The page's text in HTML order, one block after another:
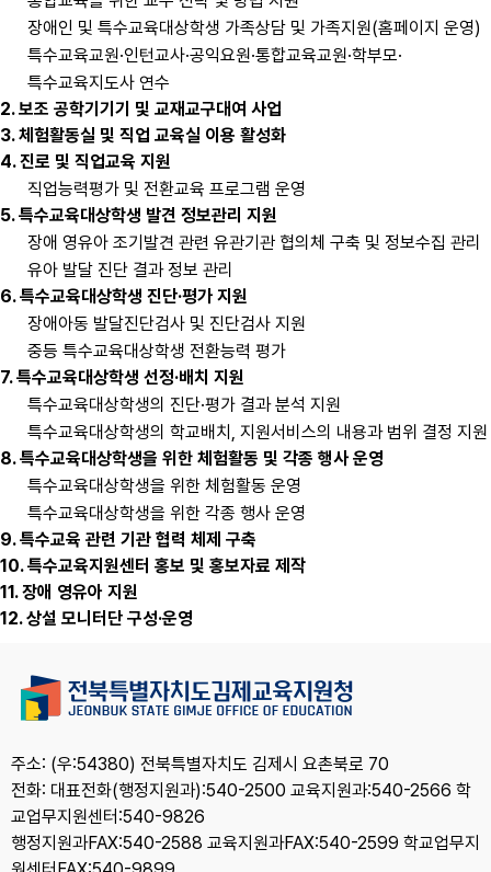
장애인 및 특수교육대상학생 가족상담 및 가족지원(홈페이지 운영)
특수교육교원·인턴교사·공익요원·통합교육교원·학부모·
특수교육지도사 연수
2. 보조 공학기기기 및 교재교구대여 사업
3. 체험활동실 및 직업 교육실 이용 활성화
4. 진로 및 직업교육 지원
직업능력평가 및 전환교육 프로그램 운영
5. 특수교육대상학생 발견 정보관리 지원
장애 영유아 조기발견 관련 유관기관 협의체 구축 및 정보수집 관리
유아 발달 진단 결과 정보 관리
6. 특수교육대상학생 진단·평가 지원
장애아동 발달진단검사 및 진단검사 지원
중등 특수교육대상학생 전환능력 평가
7. 특수교육대상학생 선정·배치 지원
특수교육대상학생의 진단·평가 결과 분석 지원
특수교육대상학생의 학교배치, 지원서비스의 내용과 범위 결정 지원
8. 특수교육대상학생을 위한 체험활동 및 각종 행사 운영
특수교육대상학생을 위한 체험활동 운영
특수교육대상학생을 위한 각종 행사 운영
9. 특수교육 관련 기관 협력 체제 구축
10. 특수교육지원센터 홍보 및 홍보자료 제작
11. 장애 영유아 지원
12. 상설 모니터단 구성·운영
주소: (우:54380) 전북특별자치도 김제시 요촌북로 70
전화: 대표전화(행정지원과):540-2500 교육지원과:540-2566 학
교업무지원센터:540-9826
행정지원과FAX:540-2588 교육지원과FAX:540-2599 학교업무지